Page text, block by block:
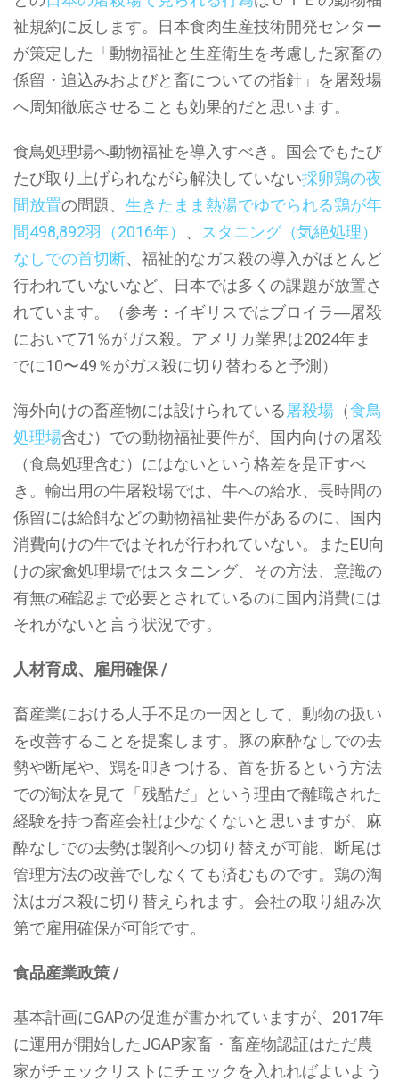
祉規約に反します。日本食肉生産技術開発センター
が策定した「動物福祉と生産衛生を考慮した家畜の
係留・追込みおよびと畜についての指針」を屠殺場
へ周知徹底させることも効果的だと思います。
食鳥処理場へ動物福祉を導入すべき。国会でもたび
たび取り上げられながら解決していない採卵鶏の夜
間放置の問題、 生きたまま熱湯でゆでられる鶏が年
間498,892羽（2016年） 、
スタニング（気絶処理）
なしでの首切断、福祉的なガス殺の導入がほとんど
行われていないなど、日本では多くの課題が放置さ
れています。（参考：イギリスではブロイラ―屠殺
において71％がガス殺。アメリカ業界は2024年ま
でに10〜49％がガス殺に切り替わると予測）
海外向けの畜産物には設けられている屠殺場 （食鳥
処理場含む）での動物福祉要件が、国内向けの屠殺
（食鳥処理含む）にはないという格差を是正すべ
き。輸出用の牛屠殺場では、牛への給水、長時間の
係留には給餌などの動物福祉要件があるのに、国内
消費向けの牛ではそれが行われていない。またEU向
けの家禽処理場ではスタニング、その方法、意識の
有無の確認まで必要とされているのに国内消費には
それがないと言う状況です。
人材育成、雇用確保 /
畜産業における人手不足の一因として、動物の扱い
を改善することを提案します。豚の麻酔なしでの去
勢や断尾や、鶏を叩きつける、首を折るという方法
での淘汰を見て「残酷だ」という理由で離職された
経験を持つ畜産会社は少なくないと思いますが、麻
酔なしでの去勢は製剤への切り替えが可能、断尾は
管理方法の改善でしなくても済むものです。鶏の淘
汰はガス殺に切り替えられます。会社の取り組み次
第で雇用確保が可能です。
食品産業政策 /
基本計画にGAPの促進が書かれていますが、2017年
に運用が開始したJGAP家畜・畜産物認証はただ農
家がチェックリストにチェックを入れればよいよう